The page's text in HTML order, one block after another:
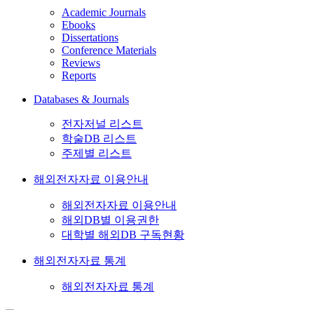
Academic Journals
Ebooks
Dissertations
Conference Materials
Reviews
Reports
Databases & Journals
전자저널 리스트
학술DB 리스트
주제별 리스트
해외전자자료 이용안내
해외전자자료 이용안내
해외DB별 이용권한
대학별 해외DB 구독현황
해외전자자료 통계
해외전자자료 통계